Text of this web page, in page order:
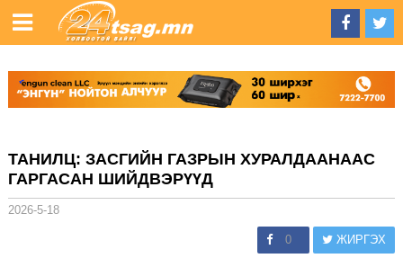
ТАНИЛЦ: ЗАСГИЙН ГАЗРЫН ХУРАЛДААНААС
ГАРГАСАН ШИЙДВЭРҮҮД
2026-5-18
0 ЖИРГЭХ